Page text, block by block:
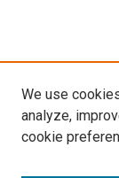
We use
analyze,
cookie